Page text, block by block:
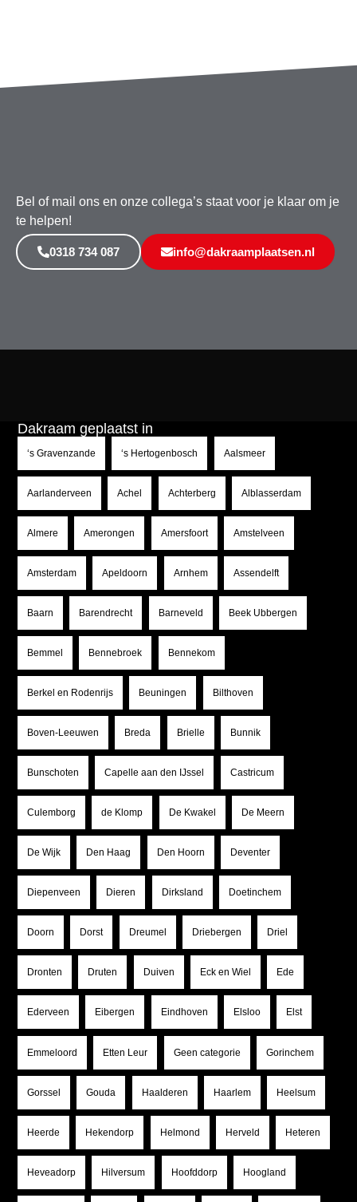
Bel of mail ons en onze collega’s staat voor je klaar om je
te helpen!
0318 734 087 info@dakraamplaatsen.nl
Dakraam geplaatst in
‘s Gravenzande ‘s Hertogenbosch Aalsmeer
Aarlanderveen Achel Achterberg Alblasserdam
Almere Amerongen Amersfoort Amstelveen
Amsterdam Apeldoorn Arnhem Assendelft
Baarn Barendrecht Barneveld Beek Ubbergen
Bemmel Bennebroek Bennekom
Berkel en Rodenrijs Beuningen Bilthoven
Boven-Leeuwen Breda Brielle Bunnik
Bunschoten Capelle aan den IJssel Castricum
Culemborg de Klomp De Kwakel De Meern
De Wijk Den Haag Den Hoorn Deventer
Diepenveen Dieren Dirksland Doetinchem
Doorn Dorst Dreumel Driebergen Driel
Dronten Druten Duiven Eck en Wiel Ede
Ederveen Eibergen Eindhoven Elsloo Elst
Emmeloord Etten Leur Geen categorie Gorinchem
Gorssel Gouda Haalderen Haarlem Heelsum
Heerde Hekendorp Helmond Herveld Heteren
Heveadorp Hilversum Hoofddorp Hoogland